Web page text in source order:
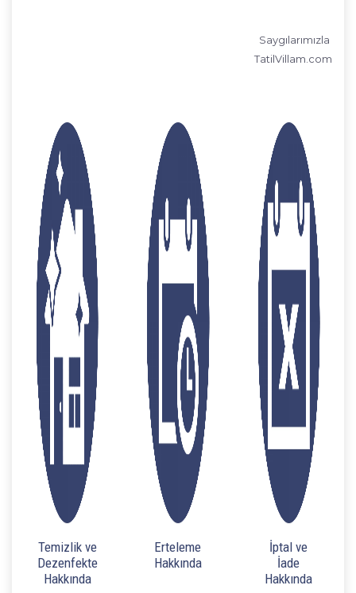
Saygılarımızla
TatilVillam.com
Temizlik ve
Dezenfekte
Hakkında
Erteleme
Hakkında
İptal ve
İade
Hakkında